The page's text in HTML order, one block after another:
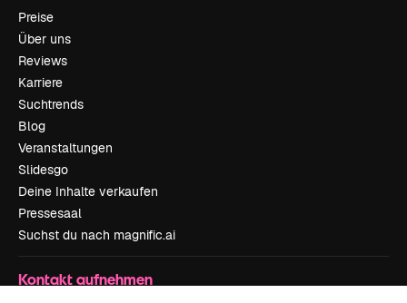
Preise
Über uns
Reviews
Karriere
Suchtrends
Blog
Veranstaltungen
Slidesgo
Deine Inhalte verkaufen
Pressesaal
Suchst du nach magnific.ai
Kontakt aufnehmen